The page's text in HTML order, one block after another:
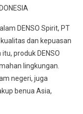
DENSO Spirit, PT
dan kepuasan
produk DENSO
lingkungan.
negeri, juga
benua Asia,